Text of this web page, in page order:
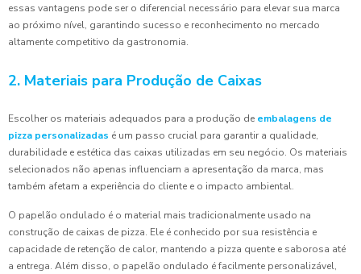
essas vantagens pode ser o diferencial necessário para elevar sua marca
ao próximo nível, garantindo sucesso e reconhecimento no mercado
altamente competitivo da gastronomia.
2. Materiais para Produção de Caixas
Escolher os materiais adequados para a produção de embalagens de
pizza personalizadas é um passo crucial para garantir a qualidade,
durabilidade e estética das caixas utilizadas em seu negócio. Os materiais
selecionados não apenas influenciam a apresentação da marca, mas
também afetam a experiência do cliente e o impacto ambiental.
O papelão ondulado é o material mais tradicionalmente usado na
construção de caixas de pizza. Ele é conhecido por sua resistência e
capacidade de retenção de calor, mantendo a pizza quente e saborosa até
a entrega. Além disso, o papelão ondulado é facilmente personalizável,